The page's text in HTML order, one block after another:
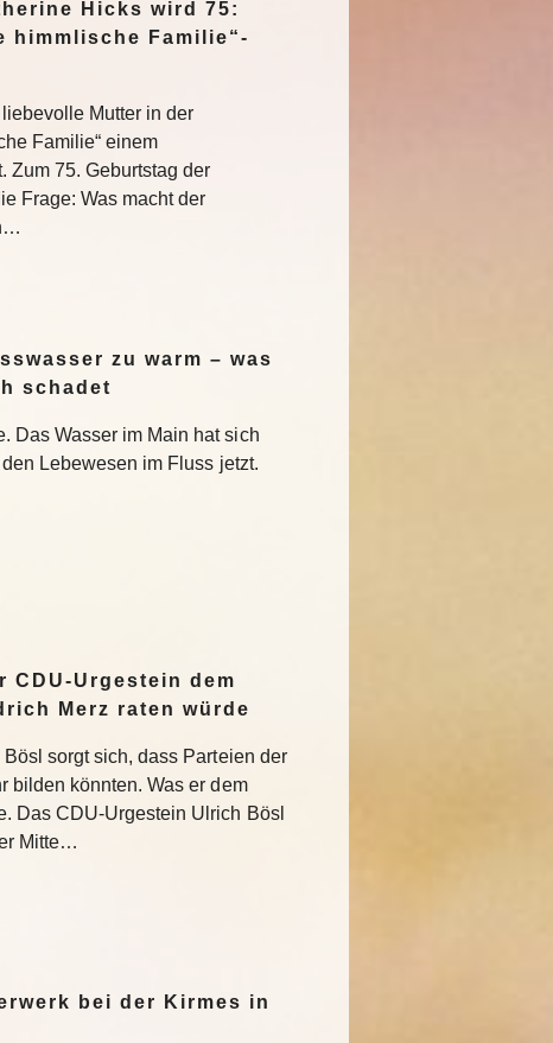
Hicks wird 75:
himmlische Familie“-
Mutter in der
Familie“ einem
Zum 75. Geburtstag der
Frage: Was macht der
zu warm – was
schadet
Das Wasser im Main hat sich
Lebewesen im Fluss jetzt.
CDU-Urgestein dem
Merz raten würde
sorgt sich, dass Parteien der
bilden könnten. Was er dem
Das CDU-Urgestein Ulrich Bösl
Mitte…
bei der Kirmes in